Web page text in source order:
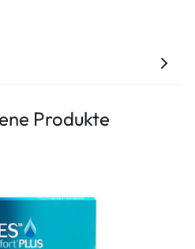
Produkte